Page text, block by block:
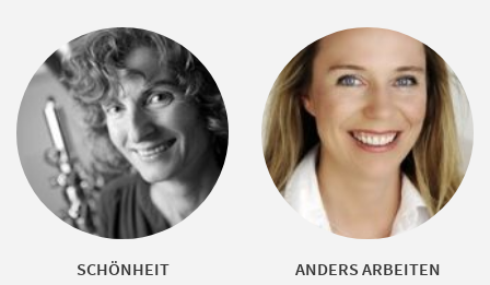
SCHÖNHEIT
ANDERS ARBEITEN